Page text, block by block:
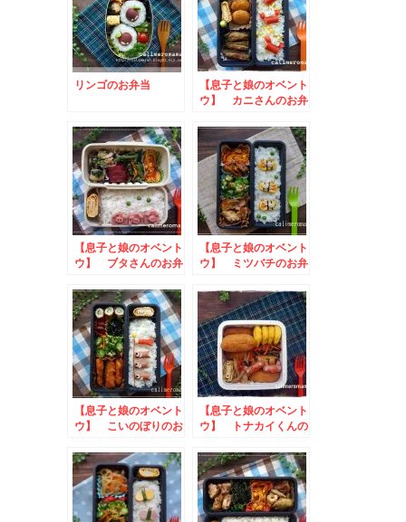
リンゴのお弁当
【息子と娘のオベント
ウ】 カニさんのお弁
【息子と娘のオベント
ウ】 ブタさんのお弁
【息子と娘のオベント
ウ】 ミツバチのお弁
【息子と娘のオベント
ウ】 こいのぼりのお
【息子と娘のオベント
ウ】 トナカイくんの